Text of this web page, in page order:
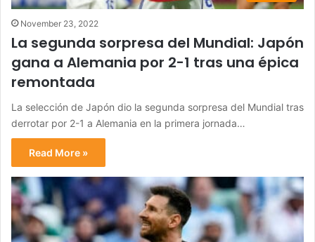
November 23, 2022
La segunda sorpresa del Mundial: Japón
gana a Alemania por 2-1 tras una épica
remontada
La selección de Japón dio la segunda sorpresa del Mundial tras
derrotar por 2-1 a Alemania en la primera jornada…
Read More »